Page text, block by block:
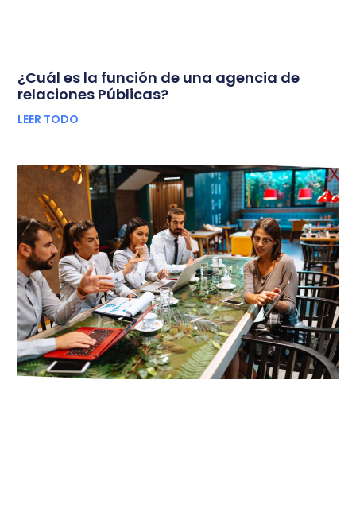
¿Cuál es la función de una agencia de
relaciones Públicas?
LEER TODO